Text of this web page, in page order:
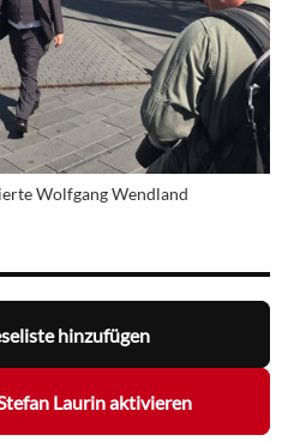
Wolfgang Wendland
hinzufügen
Laurin aktivieren